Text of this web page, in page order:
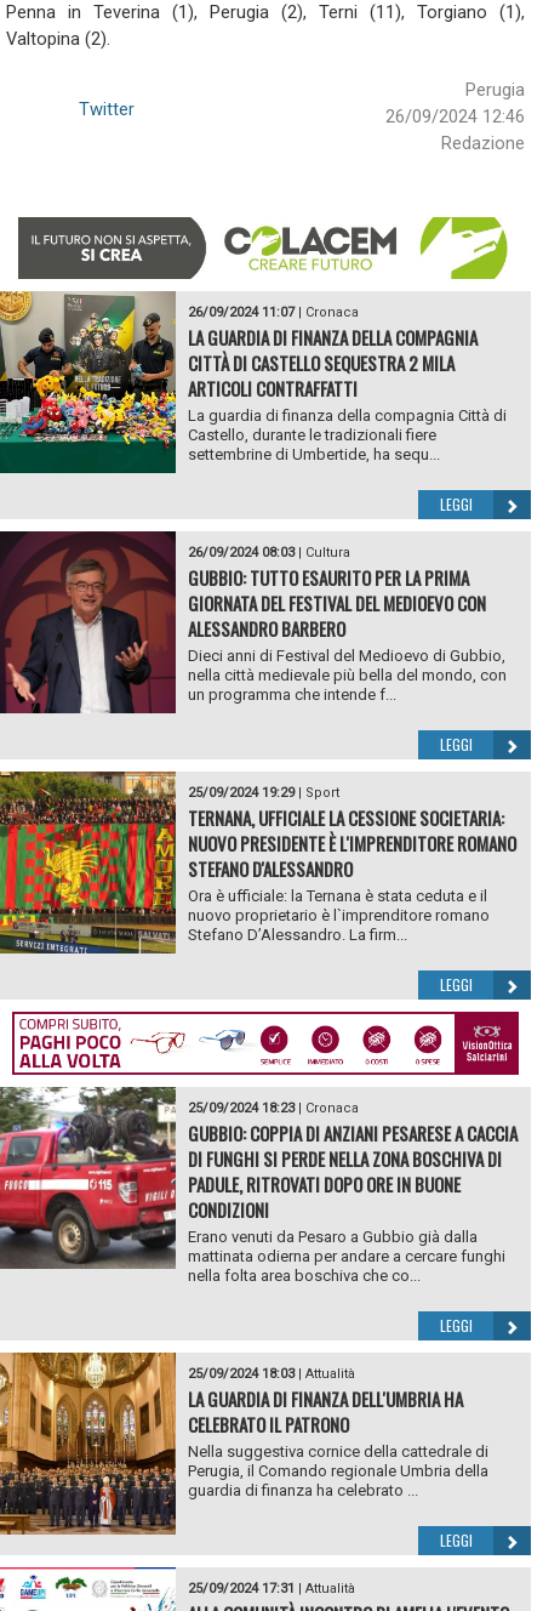
Penna in Teverina (1), Perugia (2), Terni (11), Torgiano (1),
Valtopina (2).
Perugia
26/09/2024 12:46
Redazione
Twitter
26/09/2024 11:07| Cronaca
LA GUARDIA DI FINANZA DELLA COMPAGNIA
CITTÀ DI CASTELLO SEQUESTRA 2 MILA
ARTICOLI CONTRAFFATTI
La guardia di finanza della compagnia Città di
Castello, durante le tradizionali fiere
settembrine di Umbertide, ha sequ...
LEGGI
26/09/2024 08:03| Cultura
GUBBIO: TUTTO ESAURITO PER LA PRIMA
GIORNATA DEL FESTIVAL DEL MEDIOEVO CON
ALESSANDRO BARBERO
Dieci anni di Festival del Medioevo di Gubbio,
nella città medievale più bella del mondo, con
un programma che intende f...
LEGGI
25/09/2024 19:29| Sport
TERNANA, UFFICIALE LA CESSIONE SOCIETARIA:
NUOVO PRESIDENTE È L'IMPRENDITORE ROMANO
STEFANO D'ALESSANDRO
Ora è ufficiale: la Ternana è stata ceduta e il
nuovo proprietario è l`imprenditore romano
Stefano D’Alessandro. La firm...
LEGGI
25/09/2024 18:23| Cronaca
GUBBIO: COPPIA DI ANZIANI PESARESE A CACCIA
DI FUNGHI SI PERDE NELLA ZONA BOSCHIVA DI
PADULE, RITROVATI DOPO ORE IN BUONE
CONDIZIONI
Erano venuti da Pesaro a Gubbio già dalla
mattinata odierna per andare a cercare funghi
nella folta area boschiva che co...
LEGGI
25/09/2024 18:03| Attualità
LA GUARDIA DI FINANZA DELL'UMBRIA HA
CELEBRATO IL PATRONO
Nella suggestiva cornice della cattedrale di
Perugia, il Comando regionale Umbria della
guardia di finanza ha celebrato ...
LEGGI
25/09/2024 17:31 | Attualità